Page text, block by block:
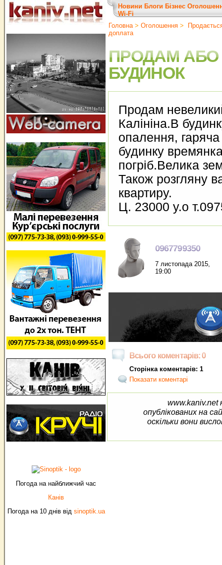
Погода на найближчий час
Канів
Погода на 10 днів від sinoptik.ua
Новини Блоги Бізнес
Wi-Fi
Головна> Оголошення >
доплата
ПРОДАМ
БУДИНОК
Продам
Калініна.В
опалення,
будинку
погріб.Велика
Також розгляну
квартиру.
Ц. 23000 у.о
0967799350
7 листопада 2015,
19:00
Всього коментарів: 0
Сторінка коментарів: 1
Показати коментарі
www.kaniv.net
опублікованих на
оскільки вони